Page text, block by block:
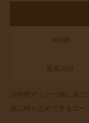
24時間
延長30分
24時間ずっと一緒に過ご
由に独り占めできるコー